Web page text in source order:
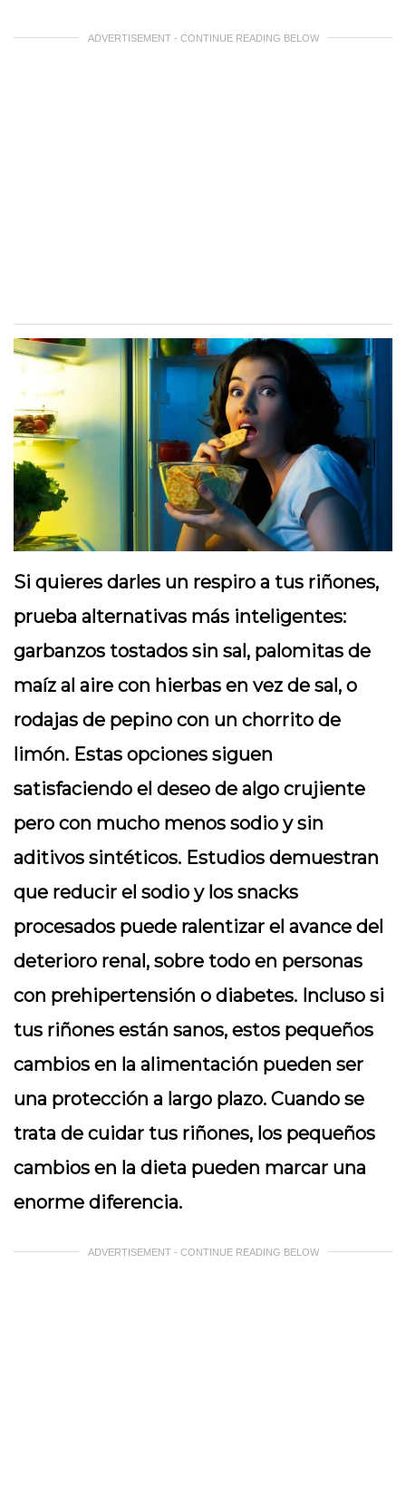
ADVERTISEMENT - CONTINUE READING BELOW
Si quieres darles un respiro a tus riñones,
prueba alternativas más inteligentes:
garbanzos tostados sin sal, palomitas de
maíz al aire con hierbas en vez de sal, o
rodajas de pepino con un chorrito de
limón. Estas opciones siguen
satisfaciendo el deseo de algo crujiente
pero con mucho menos sodio y sin
aditivos sintéticos. Estudios demuestran
que reducir el sodio y los snacks
procesados puede ralentizar el avance del
deterioro renal, sobre todo en personas
con prehipertensión o diabetes. Incluso si
tus riñones están sanos, estos pequeños
cambios en la alimentación pueden ser
una protección a largo plazo. Cuando se
trata de cuidar tus riñones, los pequeños
cambios en la dieta pueden marcar una
enorme diferencia.
ADVERTISEMENT - CONTINUE READING BELOW